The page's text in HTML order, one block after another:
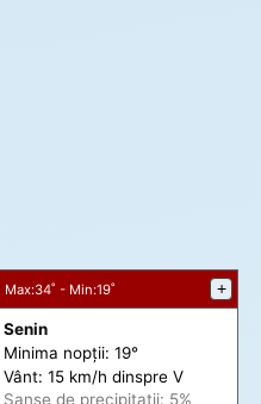
Max:34˚ - Min:19˚ +
Senin
Minima nopții: 19°
Vânt: 15 km/h dinspre V
Șanse de precipitații: 5%